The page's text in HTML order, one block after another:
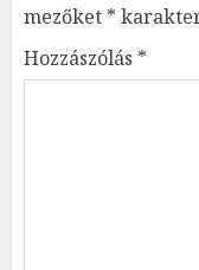
mezőket *
Hozzászólás *